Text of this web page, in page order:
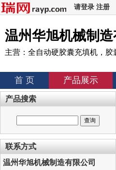
请登录 注册
温州华旭机械制造
主营：全自动硬胶囊充填机，胶
首 页 产品展示
产品搜索
联系方式
温州华旭机械制造有限公司